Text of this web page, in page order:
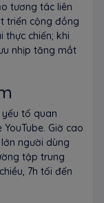
tương tác liên
triển cộng đồng
thực chiến; khi
nhịp tăng mắt
tố quan
Giờ cao
người dùng
tập trung
7h tối đến